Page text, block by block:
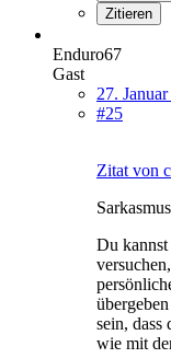
Zitieren
Enduro67
Gast
27.
#25
Zitat von
Du
sein, dass
wie mit